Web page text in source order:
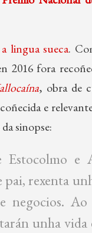
lingua sueca.
2016 fora
, obra de
e
sinopse:
e
pai, rexenta
negocios.
unha